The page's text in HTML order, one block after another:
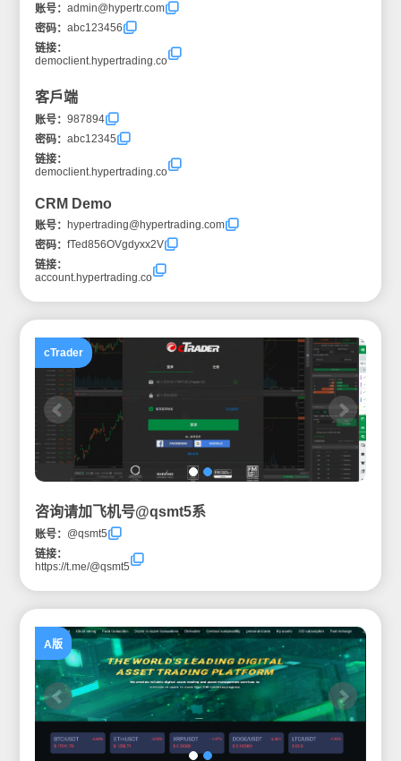
账号：admin@hypertr.com
密码：abc123456
链接：
democlient.hypertrading.co
客戶端
账号：987894
密码：abc12345
链接：
democlient.hypertrading.co
CRM Demo
账号：hypertrading@hypertrading.com
密码：fTed856OVgdyxx2V
链接：
account.hypertrading.co
cTrader
咨询请加飞机号@qsmt5系
账号： @qsmt5
链接：
https://t.me/@qsmt5
A版